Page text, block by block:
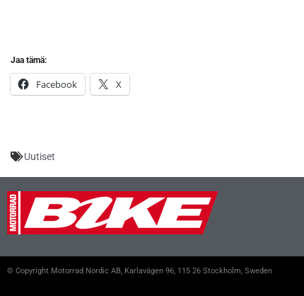
Jaa tämä:
Facebook X
Uutiset
© Copyright Motorrad Nordic AB, Karlavägen 96, 115 26 Stockholm, Sweden